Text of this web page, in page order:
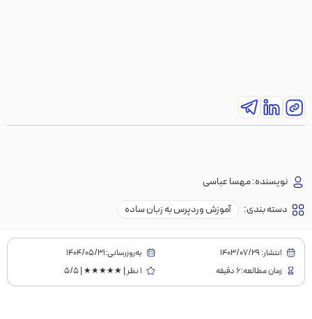
نویسنده:مهسا عباسی
دسته بندی:
آموزش وردپرس به زبان ساده
انتشار: 1403/07/29
به‌روز‌رسانی:۱۴۰۴/۰۵/۳۱
زمان مطالعه:6 دقیقه
1 نظر | ★★★★★ | 5/5